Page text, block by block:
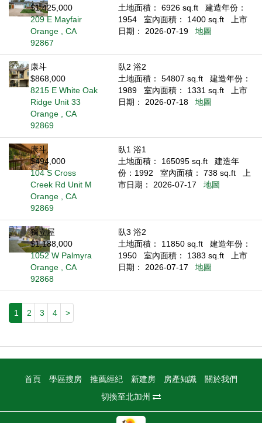
$1,425,000
209 E Mayfair
Orange , CA
92867
土地面積： 6926 sq.ft
建造年份：
1954
室內面積： 1400 sq.ft
上市
日期： 2026-07-19
地圖
康斗
$868,000
8215 E White Oak
Ridge Unit 33
Orange , CA
92869
臥2 浴2
土地面積： 54807 sq.ft
建造年份：
1989
室內面積： 1331 sq.ft
上市
日期： 2026-07-18
地圖
康斗
$494,000
104 S Cross
Creek Rd Unit M
Orange , CA
92869
臥1 浴1
土地面積： 165095 sq.ft
建造年
份：1992
室內面積： 738 sq.ft
上
市日期： 2026-07-17
地圖
獨立屋
$1,188,000
1052 W Palmyra
Orange , CA
92868
臥3 浴2
土地面積： 11850 sq.ft
建造年份：
1950
室內面積： 1383 sq.ft
上市
日期： 2026-07-17
地圖
1 2 3 4 >
首頁 學區搜房 推薦經紀 新建房 房產知識
關於我們
切換至北加州